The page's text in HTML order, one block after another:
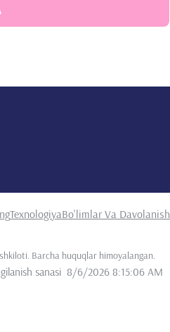
TexnologiyaBo'limlar Va Davolanish
Barcha huquqlar himoyalangan.
sanasi 8/6/2026 8:15:06 AM